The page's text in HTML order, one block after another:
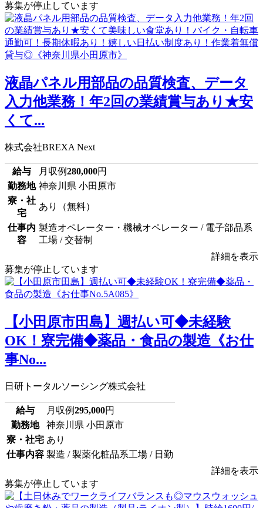
募集が停止しています
液晶パネル用部品の品質検査、データ
入力他業務！年2回の業績賞与あり★安
くて...
株式会社BREXA Next
給与 月収例280,000円
勤務地 神奈川県 小田原市
寮・社
宅
あり（無料）
仕事内
容
製造オペレーター・機械オペレーター / 電子部品系
工場 / 交替制
詳細を表示
募集が停止しています
【小田原市田島】週払い可◆未経験
OK！寮完備◆薬品・食品の製造《お仕
事No...
日研トータルソーシング株式会社
給与 月収例295,000円
勤務地
神奈川県 小田原市
寮・社宅 あり
仕事内容 製造 / 製薬化粧品系工場 / 日勤
詳細を表示
募集が停止しています